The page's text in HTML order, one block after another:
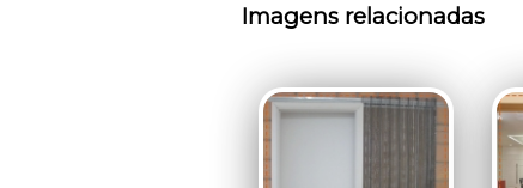
Imagens relacionadas